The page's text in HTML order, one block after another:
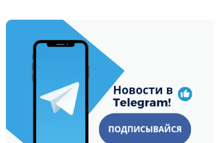
https://t.me/minskctvby